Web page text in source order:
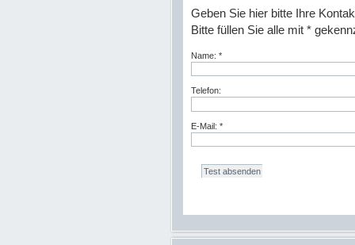
Geben Sie hier bitte Ihre
Bitte füllen Sie alle mit *
Name: *
Telefon:
E-Mail: *